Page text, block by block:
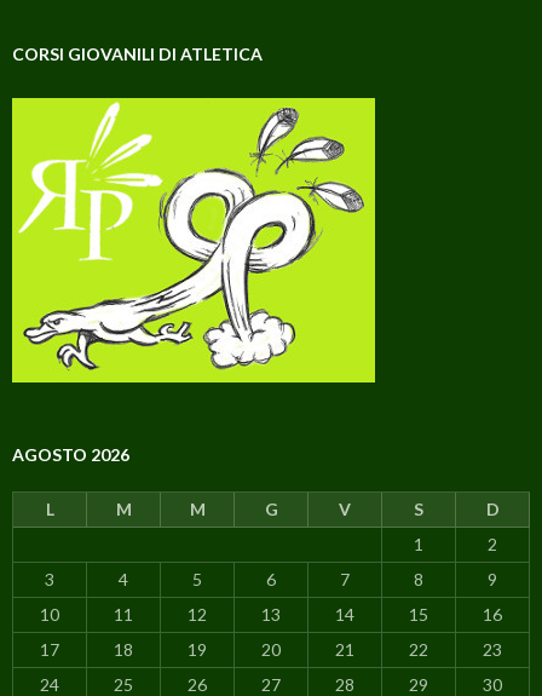
CORSI GIOVANILI DI ATLETICA
AGOSTO 2026
L M M G V S
D
1
2
3
4 5 6 7 8
9
10
11 12 13 14 15
16
17
18 19 20 21 22
23
24
25 26 27 28 29
30